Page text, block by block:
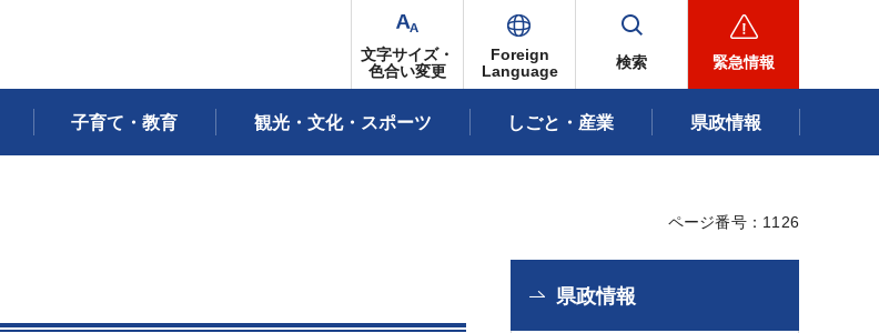
文字サイズ・
色合い変更
Foreign
Language
検索 緊急情報
子育て・教育 観光・文化・スポーツ しごと・産業 県政情報
ページ番号：1126
県政情報